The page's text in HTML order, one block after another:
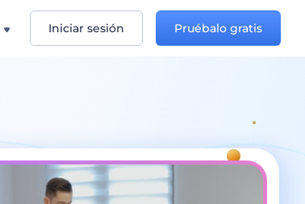
Iniciar sesión Pruébalo gratis